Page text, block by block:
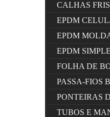
CALHAS
EPDM
EPDM
EPDM
FOLHA DE
PASSA-FIOS
PONTEIRAS
TUBOS E